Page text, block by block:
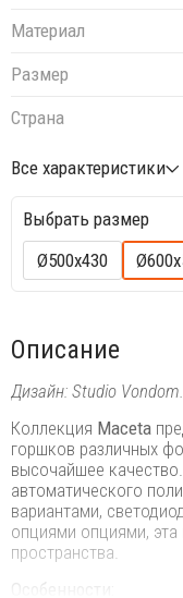
Материал
Размер
Страна
Все характеристики
Выбрать размер
Ø500х430
Описание
Дизайн: Studio Vondom.
Коллекция Maceta
горшков различных
высочайшее
автоматического
вариантами,
опциями опциями,
пространства.
Особенности: